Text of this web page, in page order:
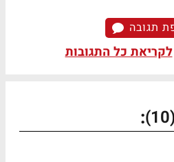
תגובה
לקריאת כל התגובות
(10)
: